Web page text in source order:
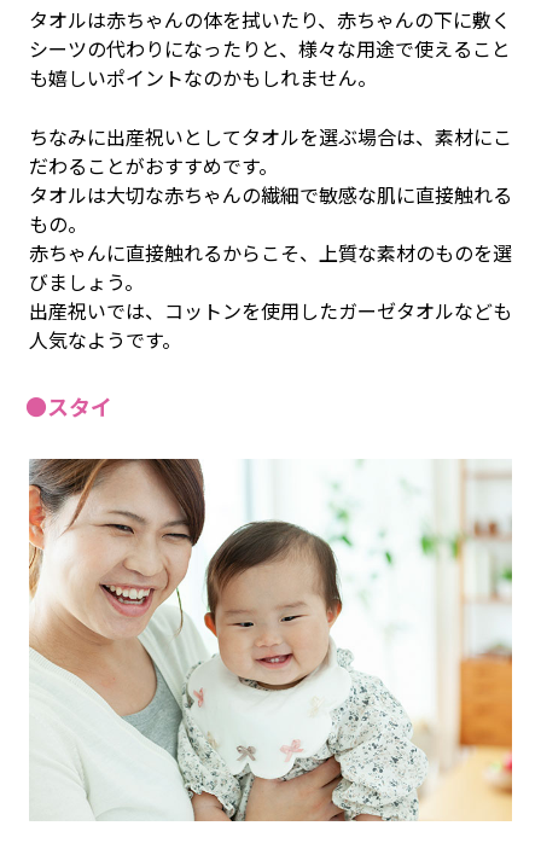
タオルは赤ちゃんの体を拭いたり、赤ちゃんの下に敷く
シーツの代わりになったりと、様々な用途で使えること
も嬉しいポイントなのかもしれません。
ちなみに出産祝いとしてタオルを選ぶ場合は、素材にこ
だわることがおすすめです。
タオルは大切な赤ちゃんの繊細で敏感な肌に直接触れる
もの。
赤ちゃんに直接触れるからこそ、上質な素材のものを選
びましょう。
出産祝いでは、コットンを使用したガーゼタオルなども
人気なようです。
●スタイ